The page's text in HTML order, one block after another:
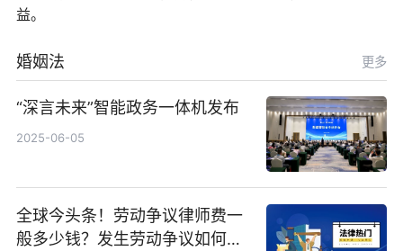
益。
婚姻法 更多
“深言未来”智能政务一体机发布
2025-06-05
全球今头条！劳动争议律师费一
般多少钱？发生劳动争议如何算